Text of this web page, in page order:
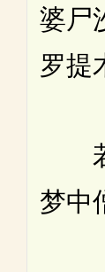
婆尸
罗提
若
梦中